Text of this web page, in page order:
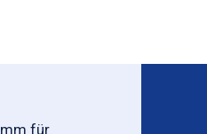
für